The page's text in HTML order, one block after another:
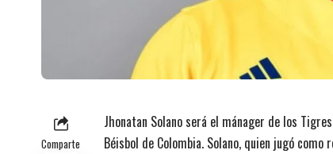
Comparte
Jhonatan Solano será el mánager de los
Béisbol de Colombia. Solano, quien jugó